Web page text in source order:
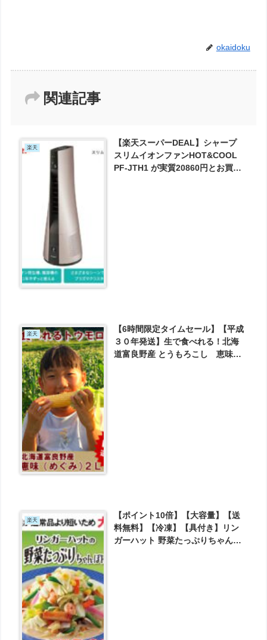
okaidoku
関連記事
楽天
【楽天スーパーDEAL】シャープ
スリムイオンファンHOT&COOL
PF-JTH1 が実質20860円とお買い
楽天
【6時間限定タイムセール】【平成
３０年発送】生で食べれる！北海
道富良野産 とうもろこし 恵味
楽天
【ポイント10倍】【大容量】【送
料無料】【冷凍】【具付き】リン
ガーハット 野菜たっぷりちゃんぽ